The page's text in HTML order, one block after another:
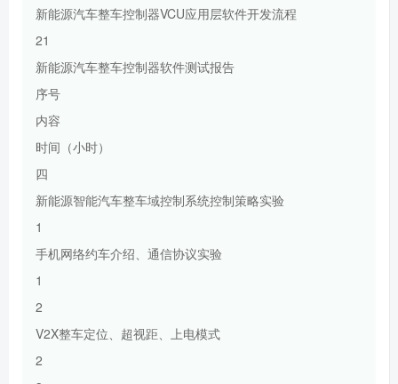
新能源汽车整车控制器VCU应用层软件开发流程
21
新能源汽车整车控制器软件测试报告
序号
内容
时间（小时）
四
新能源智能汽车整车域控制系统控制策略实验
1
手机网络约车介绍、通信协议实验
1
2
V2X整车定位、超视距、上电模式
2